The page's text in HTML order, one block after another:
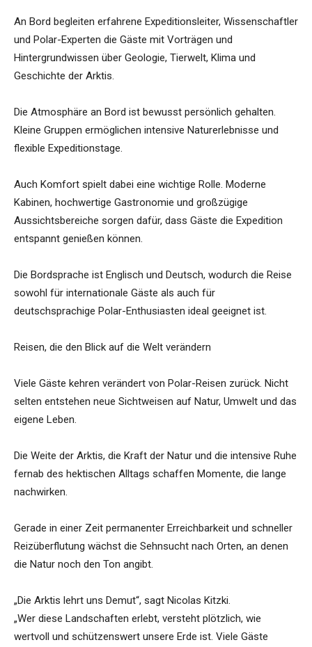
An Bord begleiten erfahrene Expeditionsleiter, Wissenschaftler
und Polar-Experten die Gäste mit Vorträgen und
Hintergrundwissen über Geologie, Tierwelt, Klima und
Geschichte der Arktis.
Die Atmosphäre an Bord ist bewusst persönlich gehalten.
Kleine Gruppen ermöglichen intensive Naturerlebnisse und
flexible Expeditionstage.
Auch Komfort spielt dabei eine wichtige Rolle. Moderne
Kabinen, hochwertige Gastronomie und großzügige
Aussichtsbereiche sorgen dafür, dass Gäste die Expedition
entspannt genießen können.
Die Bordsprache ist Englisch und Deutsch, wodurch die Reise
sowohl für internationale Gäste als auch für
deutschsprachige Polar-Enthusiasten ideal geeignet ist.
Reisen, die den Blick auf die Welt verändern
Viele Gäste kehren verändert von Polar-Reisen zurück. Nicht
selten entstehen neue Sichtweisen auf Natur, Umwelt und das
eigene Leben.
Die Weite der Arktis, die Kraft der Natur und die intensive Ruhe
fernab des hektischen Alltags schaffen Momente, die lange
nachwirken.
Gerade in einer Zeit permanenter Erreichbarkeit und schneller
Reizüberflutung wächst die Sehnsucht nach Orten, an denen
die Natur noch den Ton angibt.
„Die Arktis lehrt uns Demut“, sagt Nicolas Kitzki.
„Wer diese Landschaften erlebt, versteht plötzlich, wie
wertvoll und schützenswert unsere Erde ist. Viele Gäste